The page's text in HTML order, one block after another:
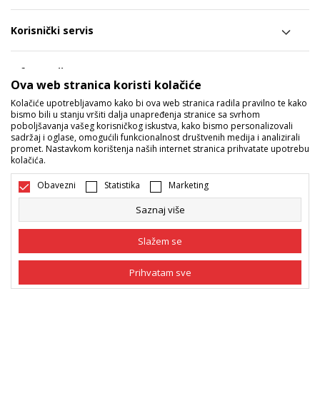
Korisnički servis
Informacije
Sport Vision ponude
Pratite nas
Mi dijelimo naše tajne sa vama. Pratite nas na društvenim
mrežama i saznajte sve o promocijama, akcijama i novitetima.
Ova web stranica koristi kolačiće
Kolačiće upotrebljavamo kako bi ova web stranica radila pravilno te kako
bismo bili u stanju vršiti dalja unapređenja stranice sa svrhom
poboljšavanja vašeg korisničkog iskustva, kako bismo personalizovali
sadržaj i oglase, omogućili funkcionalnost društvenih medija i analizirali
promet. Nastavkom korištenja naših internet stranica prihvatate upotrebu
kolačića.
Obavezni Statistika Marketing
Saznaj više
Slažem se
Prihvatam sve